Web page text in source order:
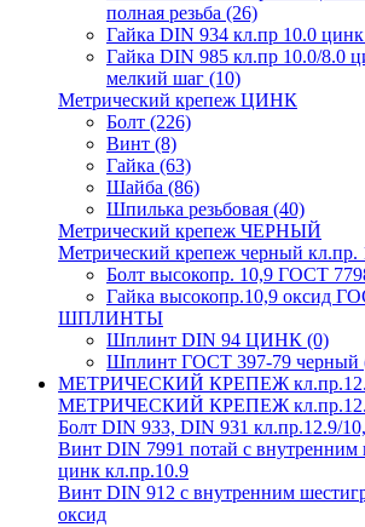
полная резьба (26)
Гайка DIN 934 кл.пр 10.0
Гайка DIN 985 кл.пр 10.0/8.0
мелкий шаг (10)
Метрический крепеж ЦИНК
Болт (226)
Винт (8)
Гайка (63)
Шайба (86)
Шпилька резьбовая (40)
Метрический крепеж ЧЕРНЫЙ
Метрический крепеж черный кл.пр.
Болт высокопр. 10,9 ГОСТ
Гайка высокопр.10,9 оксид
ШПЛИНТЫ
Шплинт DIN 94 ЦИНК (0)
Шплинт ГОСТ 397-79 черный
МЕТРИЧЕСКИЙ КРЕПЕЖ
МЕТРИЧЕСКИЙ КРЕПЕЖ
Болт DIN 933, DIN 931 кл.пр.12.9/
Винт DIN 7991 потай с внутренним
цинк кл.пр.10.9
Винт DIN 912 с внутренним
оксид